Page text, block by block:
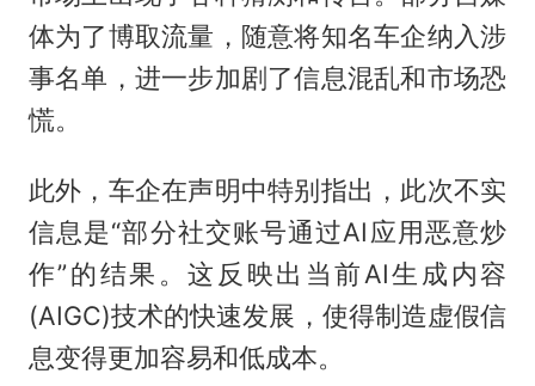
体为了博取流量，随意将知名车企纳入涉
事名单，进一步加剧了信息混乱和市场恐
慌。
此外，车企在声明中特别指出，此次不实
信息是“部分社交账号通过AI应用恶意炒
作”的结果。这反映出当前AI生成内容
(AIGC)技术的快速发展，使得制造虚假信
息变得更加容易和低成本。